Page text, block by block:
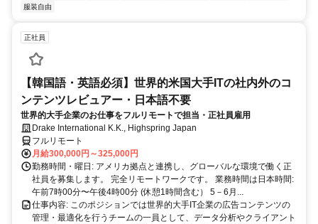
服装自由
正社員
【韓国語・英語必須】世界的米国大手ITの社内外のコ
ンテンツレビュアー・日本語不要
世界的大手企業のお仕事をフルリモートで担当・正社員雇用
Drake International K.K., Highspring Japan
フルリモート
月給300,000円～325,000円
勤務時間・曜日: アメリカ拠点と連携し、グローバルな環境で働く正
社員を募集します。 完全リモートワークです。 業務時間は日本時間:
午前7時00分〜午後4時00分 (休憩1時間含む） 5－6月...
仕事内容: このポジションでは世界的大手IT企業の広告コンテンツの
管理・最適化を行うチームの一員として、データ分析やクライアント